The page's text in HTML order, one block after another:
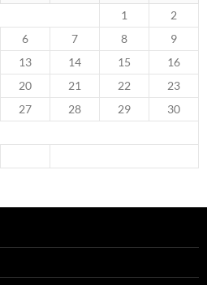
1
2
6 7 8
9
13 14 15
16
20 21 22
23
27 28 29
30